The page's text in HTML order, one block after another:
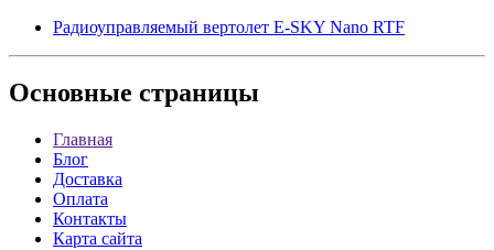
Радиоуправляемый вертолет E-SKY Nano RTF
Основные страницы
Главная
Блог
Доставка
Оплата
Контакты
Карта сайта